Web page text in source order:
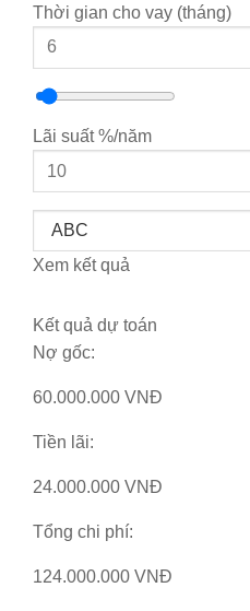
Thời gian cho vay (tháng)
Lãi suất %/năm
Xem kết quả
Kết quả dự toán
Nợ gốc:
60.000.000 VNĐ
Tiền lãi:
24.000.000 VNĐ
Tổng chi phí:
124.000.000 VNĐ